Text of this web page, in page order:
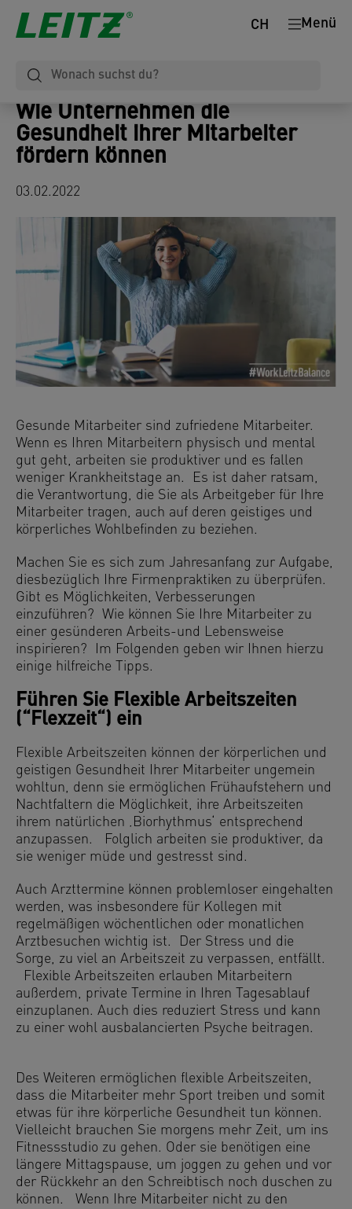
Menü
CH
Wie Unternehmen die
Gesundheit ihrer Mitarbeiter
fördern können
03.02.2022
Gesunde Mitarbeiter sind zufriedene Mitarbeiter.
Wenn es Ihren Mitarbeitern physisch und mental
gut geht, arbeiten sie produktiver und es fallen
weniger Krankheitstage an. Es ist daher ratsam,
die Verantwortung, die Sie als Arbeitgeber für Ihre
Mitarbeiter tragen, auch auf deren geistiges und
körperliches Wohlbefinden zu beziehen.
Machen Sie es sich zum Jahresanfang zur Aufgabe,
diesbezüglich Ihre Firmenpraktiken zu überprüfen.
Gibt es Möglichkeiten, Verbesserungen
einzuführen? Wie können Sie Ihre Mitarbeiter zu
einer gesünderen Arbeits-und Lebensweise
inspirieren? Im Folgenden geben wir Ihnen hierzu
einige hilfreiche Tipps.
Führen Sie Flexible Arbeitszeiten
(“Flexzeit“) ein
Flexible Arbeitszeiten können der körperlichen und
geistigen Gesundheit Ihrer Mitarbeiter ungemein
wohltun, denn sie ermöglichen Frühaufstehern und
Nachtfaltern die Möglichkeit, ihre Arbeitszeiten
ihrem natürlichen ‚Biorhythmus‘ entsprechend
anzupassen. Folglich arbeiten sie produktiver, da
sie weniger müde und gestresst sind.
Auch Arzttermine können problemloser eingehalten
werden, was insbesondere für Kollegen mit
regelmäßigen wöchentlichen oder monatlichen
Arztbesuchen wichtig ist. Der Stress und die
Sorge, zu viel an Arbeitszeit zu verpassen, entfällt.
Flexible Arbeitszeiten erlauben Mitarbeitern
außerdem, private Termine in Ihren Tagesablauf
einzuplanen. Auch dies reduziert Stress und kann
zu einer wohl ausbalancierten Psyche beitragen.
Des Weiteren ermöglichen flexible Arbeitszeiten,
dass die Mitarbeiter mehr Sport treiben und somit
etwas für ihre körperliche Gesundheit tun können.
Vielleicht brauchen Sie morgens mehr Zeit, um ins
Fitnessstudio zu gehen. Oder sie benötigen eine
längere Mittagspause, um joggen zu gehen und vor
der Rückkehr an den Schreibtisch noch duschen zu
können. Wenn Ihre Mitarbeiter nicht zu den